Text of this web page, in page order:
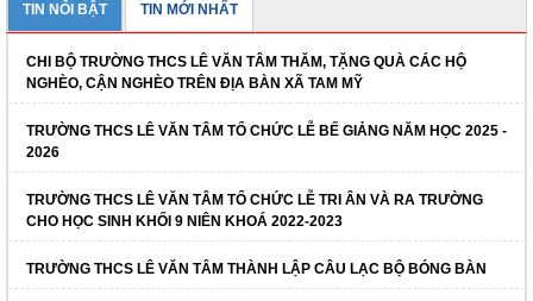
TIN NỔI BẬT TIN MỚI NHẤT
CHI BỘ TRƯỜNG THCS LÊ VĂN TÂM THĂM, TẶNG QUÀ CÁC HỘ
NGHÈO, CẬN NGHÈO TRÊN ĐỊA BÀN XÃ TAM MỸ
TRƯỜNG THCS LÊ VĂN TÂM TỔ CHỨC LỄ BẾ GIẢNG NĂM HỌC 2025 -
2026
TRƯỜNG THCS LÊ VĂN TÂM TỔ CHỨC LỄ TRI ÂN VÀ RA TRƯỜNG
CHO HỌC SINH KHỐI 9 NIÊN KHOÁ 2022-2023
TRƯỜNG THCS LÊ VĂN TÂM THÀNH LẬP CÂU LẠC BỘ BÓNG BÀN